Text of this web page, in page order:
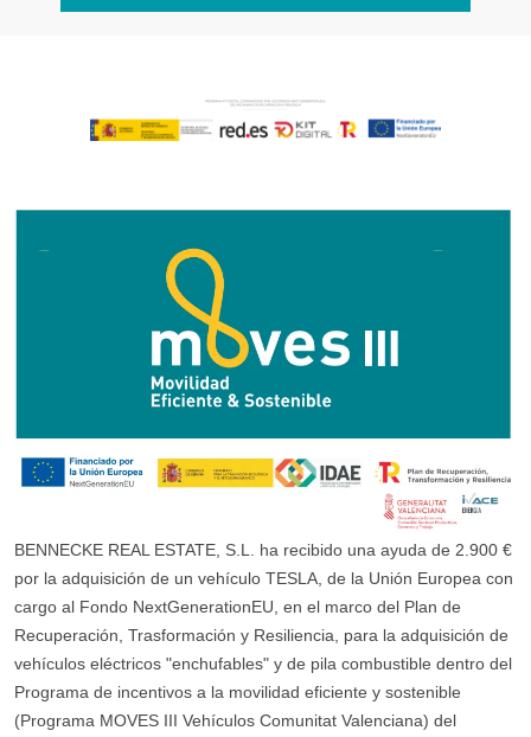
BENNECKE REAL ESTATE, S.L. ha recibido una ayuda de 2.900 €
por la adquisición de un vehículo TESLA, de la Unión Europea con
cargo al Fondo NextGenerationEU, en el marco del Plan de
Recuperación, Trasformación y Resiliencia, para la adquisición de
vehículos eléctricos "enchufables" y de pila combustible dentro del
Programa de incentivos a la movilidad eficiente y sostenible
(Programa MOVES III Vehículos Comunitat Valenciana) del